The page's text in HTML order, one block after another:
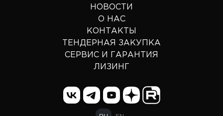
НОВОСТИ
О НАС
КОНТАКТЫ
ТЕНДЕРНАЯ ЗАКУПКА
СЕРВИС И ГАРАНТИЯ
ЛИЗИНГ